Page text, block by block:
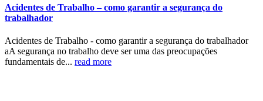
Acidentes de Trabalho – como garantir a segurança do
trabalhador
Acidentes de Trabalho - como garantir a segurança do trabalhador
aA segurança no trabalho deve ser uma das preocupações
fundamentais de... read more